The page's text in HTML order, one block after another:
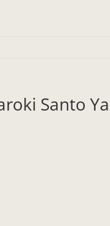
Santo